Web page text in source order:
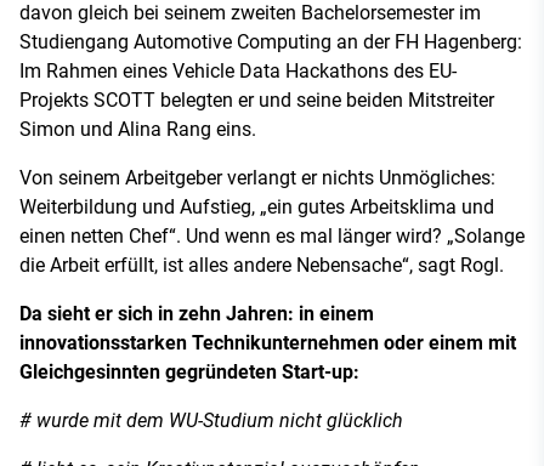
davon gleich bei seinem zweiten Bachelorsemester im
Studiengang Automotive Computing an der FH Hagenberg:
Im Rahmen eines Vehicle Data Hackathons des EU-
Projekts SCOTT belegten er und seine beiden Mitstreiter
Simon und Alina Rang eins.
Von seinem Arbeitgeber verlangt er nichts Unmögliches:
Weiterbildung und Aufstieg, „ein gutes Arbeitsklima und
einen netten Chef“. Und wenn es mal länger wird? „Solange
die Arbeit erfüllt, ist alles andere Nebensache“, sagt Rogl.
Da sieht er sich in zehn Jahren: in einem
innovationsstarken Technikunternehmen oder einem mit
Gleichgesinnten gegründeten Start-up:
# wurde mit dem WU-Studium nicht glücklich